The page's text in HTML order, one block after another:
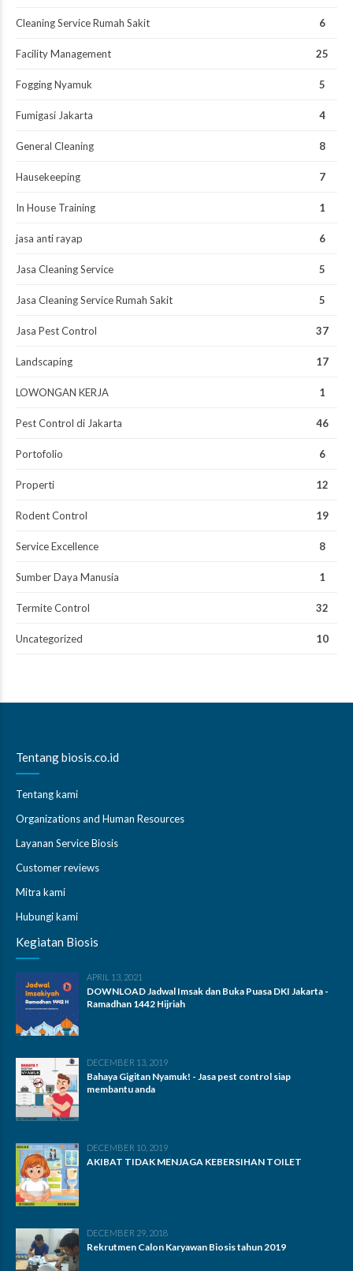
Cleaning Service Rumah Sakit 6
Facility Management 25
Fogging Nyamuk 5
Fumigasi Jakarta 4
General Cleaning 8
Hausekeeping 7
In House Training 1
jasa anti rayap 6
Jasa Cleaning Service 5
Jasa Cleaning Service Rumah Sakit 5
Jasa Pest Control 37
Landscaping 17
LOWONGAN KERJA 1
Pest Control di Jakarta 46
Portofolio 6
Properti 12
Rodent Control 19
Service Excellence 8
Sumber Daya Manusia 1
Termite Control 32
Uncategorized 10
Tentang biosis.co.id
Tentang kami
Organizations and Human Resources
Layanan Service Biosis
Customer reviews
Mitra kami
Hubungi kami
Kegiatan Biosis
APRIL 13, 2021
DOWNLOAD Jadwal Imsak dan Buka Puasa DKI Jakarta -
Ramadhan 1442 Hijriah
DECEMBER 13, 2019
Bahaya Gigitan Nyamuk! - Jasa pest control siap
membantu anda
DECEMBER 10, 2019
AKIBAT TIDAK MENJAGA KEBERSIHAN TOILET
DECEMBER 29, 2018
Rekrutmen Calon Karyawan Biosis tahun 2019